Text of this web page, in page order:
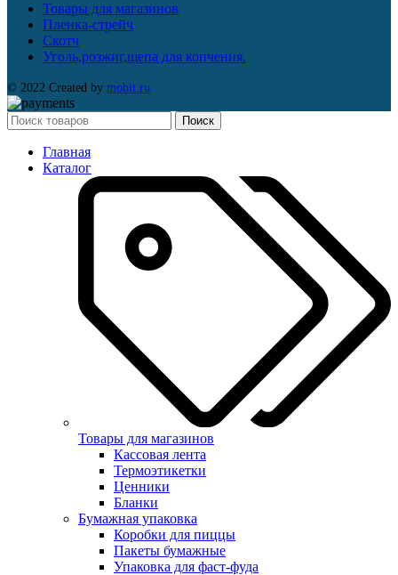
Товары для магазинов
Пленка-стрейч
Скотч
Уголь,розжиг,щепа для копчения.
© 2022 Created by mobit.ru
Поиск
Главная
Каталог
Товары для магазинов
Кассовая лента
Термоэтикетки
Ценники
Бланки
Бумажная упаковка
Коробки для пиццы
Пакеты бумажные
Упаковка для фаст-фуда